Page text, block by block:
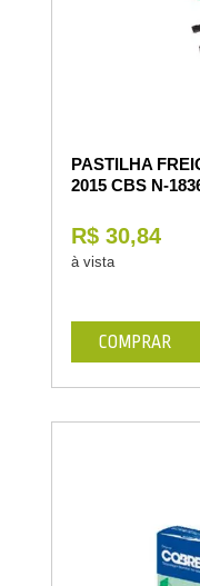
PASTILHA
2015 CBS N-
R$ 30,84
à vista
COMPRAR